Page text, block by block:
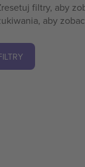
filtry, aby
aby